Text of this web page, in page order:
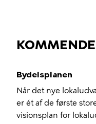
Bydelsplanen
Når det nye
er ét af de første
visionsplan for